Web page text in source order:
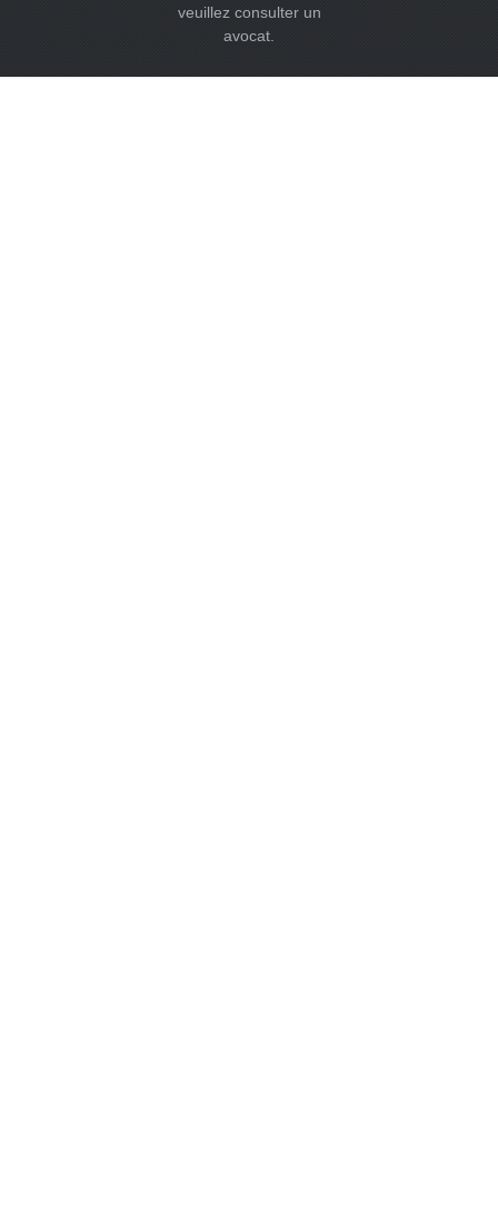
veuillez consulter un
avocat.